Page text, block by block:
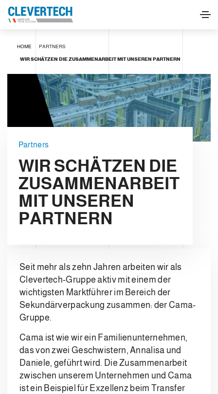
HOME PARTNERS
WIR SCHÄTZEN DIE ZUSAMMENARBEIT MIT UNSEREN PARTNERN
Partners
WIR SCHÄTZEN DIE
ZUSAMMENARBEIT
MIT UNSEREN
PARTNERN
Seit mehr als zehn Jahren arbeiten wir als
Clevertech-Gruppe aktiv mit einem der
wichtigsten Marktführer im Bereich der
Sekundärverpackung zusammen: der Cama-
Gruppe.
Cama ist wie wir ein Familienunternehmen,
das von zwei Geschwistern, Annalisa und
Daniele, geführt wird. Die Zusammenarbeit
zwischen unserem Unternehmen und Cama
ist ein Beispiel für Exzellenz beim Transfer